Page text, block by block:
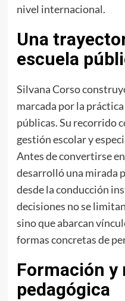
nivel internacional.
Una
escuela
Silvana Corso
marcada por la
públicas. Su recorrido
gestión escolar y
Antes de convertirse
desarrolló una mirada
desde la conducción
decisiones no se
sino que abarcan
formas concretas de
Formación y
pedagógica